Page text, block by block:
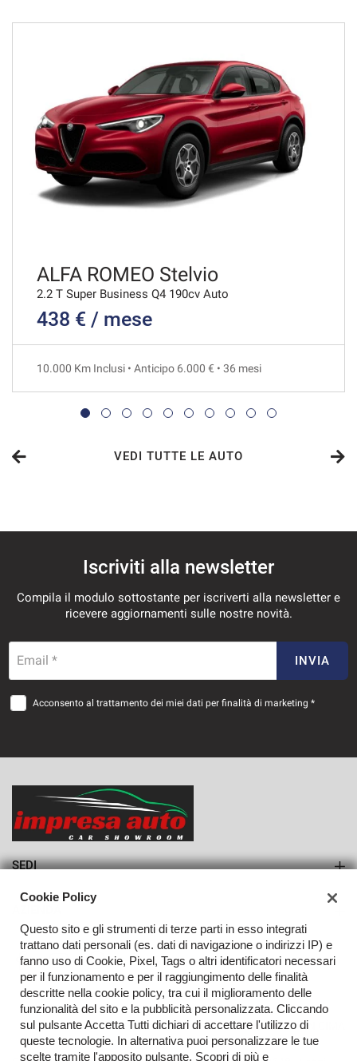
690€/mese
36 Mesi
VEDI
713€/mese
VEDI
717€/mese
36 Mesi
VEDI
778€/mese
36 Mesi
36 Mesi
VEDI
ALFA ROMEO Stelvio
2.2 T Super Business Q4 190cv Auto
438 € / mese
10.000 Km Inclusi • Anticipo 6.000 € • 36 mesi
VEDI TUTTE LE AUTO
Iscriviti alla newsletter
Compila il modulo sottostante per iscriverti alla newsletter e
ricevere aggiornamenti sulle nostre novità.
Email * INVIA
Acconsento al trattamento dei miei dati per finalità di marketing *
SEDI
Azienda
Contatti
TORNA IN CIMA
Cookie Policy
Questo sito e gli strumenti di terze parti in esso integrati
trattano dati personali (es. dati di navigazione o indirizzi IP) e
fanno uso di Cookie, Pixel, Tags o altri identificatori necessari
per il funzionamento e per il raggiungimento delle finalità
descritte nella cookie policy, tra cui il miglioramento delle
funzionalità del sito e la pubblicità personalizzata. Cliccando
sul pulsante Accetta Tutti dichiari di accettare l'utilizzo di
queste tecnologie. In alternativa puoi personalizzare le tue
scelte tramite l'apposito pulsante. Scopri di più e